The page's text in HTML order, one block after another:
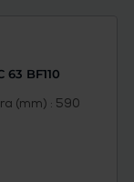
63 BF110
(mm) : 590